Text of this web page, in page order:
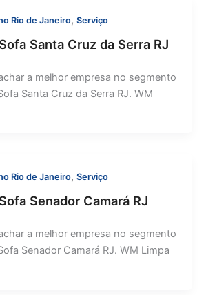
Rio de Janeiro, Serviço
Santa Cruz da Serra RJ
a melhor empresa no segmento
Santa Cruz da Serra RJ. WM
Rio de Janeiro, Serviço
Senador Camará RJ
a melhor empresa no segmento
Senador Camará RJ. WM Limpa